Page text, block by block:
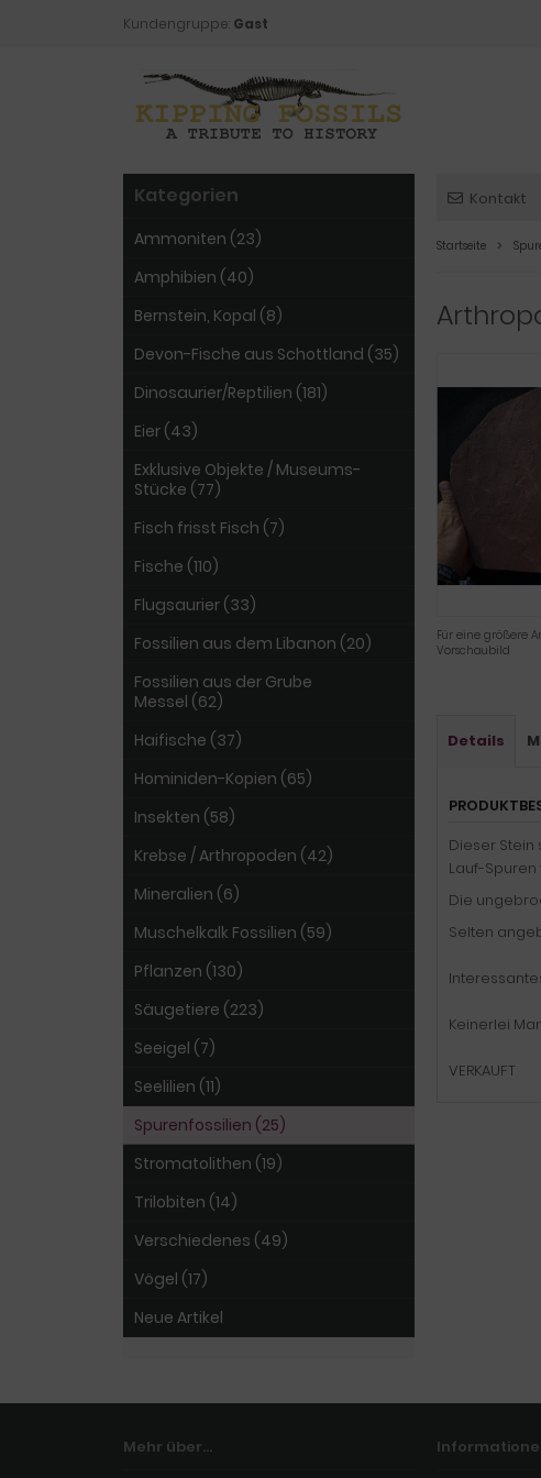
Kundengruppe: Gast
Kontakt
Startseite
Für eine größere
Vorschaubild
Details
Dieser
Lauf-
Die
Selten
Keinerlei
VERKAUFT
Kategorien
Ammoniten (23)
Amphibien (40)
Bernstein, Kopal (8)
Devon-Fische aus Schottland (35)
Dinosaurier/Reptilien (181)
Eier (43)
Exklusive Objekte / Museums-
Stücke (77)
Fisch frisst Fisch (7)
Fische (110)
Flugsaurier (33)
Fossilien aus dem Libanon (20)
Fossilien aus der Grube
Messel (62)
Haifische (37)
Hominiden-Kopien (65)
Insekten (58)
Krebse / Arthropoden (42)
Mineralien (6)
Muschelkalk Fossilien (59)
Pflanzen (130)
Säugetiere (223)
Seeigel (7)
Seelilien (11)
Spurenfossilien (25)
Stromatolithen (19)
Trilobiten (14)
Verschiedenes (49)
Vögel (17)
Neue Artikel
Mehr über...